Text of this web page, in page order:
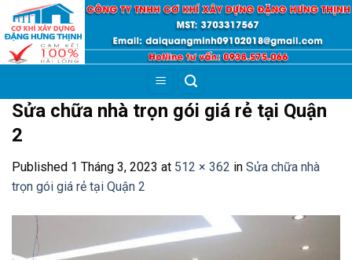
Skip
content
Sửa chữa nhà trọn gói giá rẻ tại Quận
2
Published 1 Tháng 3, 2023 at 512 × 362 in Sửa chữa nhà
trọn gói giá rẻ tại Quận 2